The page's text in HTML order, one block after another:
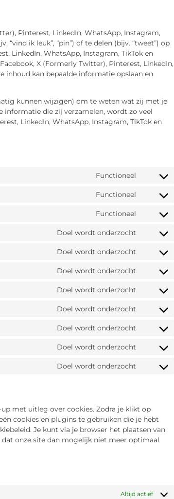
Pinterest, LinkedIn, WhatsApp, Instagram,
ik leuk”, “pin”) of te delen (bijv. “tweet”) op
LinkedIn, WhatsApp, Instagram, TikTok en
X (Formerly Twitter), Pinterest, LinkedIn,
inhoud kan bepaalde informatie opslaan en
kunnen wijzigen) om te weten wat zij met je
informatie die zij verzamelen, wordt zo veel
LinkedIn, WhatsApp, Instagram, TikTok en
Functioneel
Functioneel
Functioneel
Doel wordt onderzocht
Doel wordt onderzocht
Doel wordt onderzocht
Doel wordt onderzocht
Doel wordt onderzocht
Doel wordt onderzocht
Doel wordt onderzocht
Doel wordt onderzocht
met uitleg over cookies. Zodra je klikt op
cookies en plugins te gebruiken die je hebt
Je kunt via je browser het plaatsen van
onze site dan mogelijk niet meer optimaal
Altijd actief